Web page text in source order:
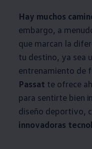
Hay muchos
embargo, a
que marcan la
tu destino, ya sea
entrenamiento de
Passat te ofrece
para sentirte bien
diseño deportivo,
innovadoras